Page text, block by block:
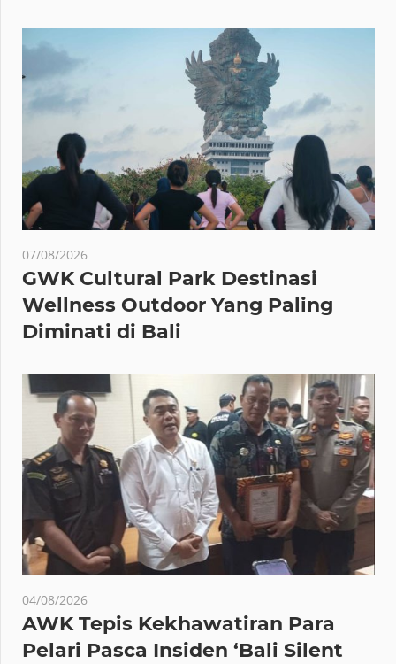
07/08/2026
GWK Cultural Park Destinasi
Wellness Outdoor Yang Paling
Diminati di Bali
04/08/2026
AWK Tepis Kekhawatiran Para
Pelari Pasca Insiden ‘Bali Silent